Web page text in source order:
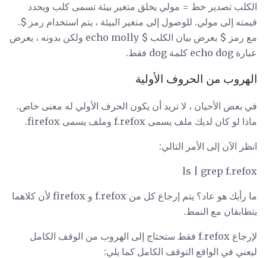
الكلب تصدير خط = مولي يخلق متغير بيئة تسمى كلب ويحدد
قيمته إلى مولي. للوصول إلى متغير البيئة ، يتم استخدام رمز $.
مع رمز $ يعرض بيان الكلب $ echo molly ولكن بدونه ، يعرض
عبارة echo dog كلمة dog فقط.
الهروب من الحروف الأولية
في بعض الأحيان ، لا تريد أن يكون الحرف الأولي له معنى خاص.
ماذا لو كان لديك ملف يسمى f.refox وملف يسمى firefox.
انظر الآن إلى الأمر التالي:
ls | grep f.refox
ما رأيك هو عاد؟ يتم إرجاع كل من f.refox و firefox لأن كلاهما
يتطابقان مع النمط.
لإرجاع f.refox فقط ستحتاج إلى الهروب من الوقف الكامل
ليعني في الواقع التوقف الكامل كما يلي: